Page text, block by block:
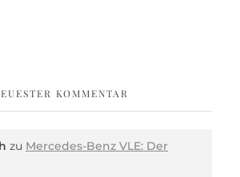
KOMMENTAR
zu Mercedes-Benz VLE: Der